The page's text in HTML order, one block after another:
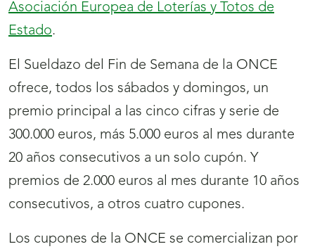
Asociación Europea de Loterías y Totos de
Estado.
El Sueldazo del Fin de Semana de la ONCE
ofrece, todos los sábados y domingos, un
premio principal a las cinco cifras y serie de
300.000 euros, más 5.000 euros al mes durante
20 años consecutivos a un solo cupón. Y
premios de 2.000 euros al mes durante 10 años
consecutivos, a otros cuatro cupones.
Los cupones de la ONCE se comercializan por